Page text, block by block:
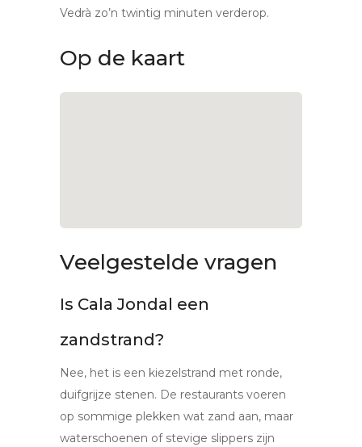
Vedrà zo’n twintig minuten verderop.
Op de kaart
Veelgestelde vragen
Is Cala Jondal een
zandstrand?
Nee, het is een kiezelstrand met ronde,
duifgrijze stenen. De restaurants voeren
op sommige plekken wat zand aan, maar
waterschoenen of stevige slippers zijn